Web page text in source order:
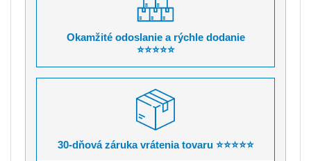
Okamžité odoslanie a rýchle dodanie
⭐⭐⭐⭐⭐
30-dňová záruka vrátenia tovaru ⭐⭐⭐⭐⭐